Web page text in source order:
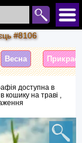
#8106
Весна
доступна в
на траві ,